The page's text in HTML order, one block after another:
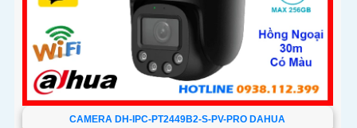
CAMERA DH-IPC-PT2449B2-S-PV-PRO DAHUA